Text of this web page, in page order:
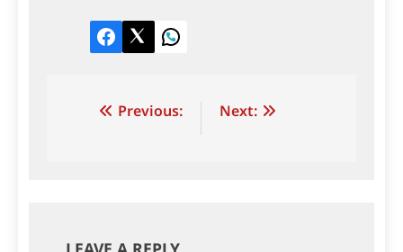
Facebook
TwitterLinkedIn
Post Previous: Next: